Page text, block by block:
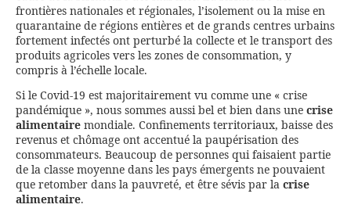
frontières nationales et régionales, l’isolement ou la mise en
quarantaine de régions entières et de grands centres urbains
fortement infectés ont perturbé la collecte et le transport des
produits agricoles vers les zones de consommation, y
compris à l’échelle locale.
Si le Covid-19 est majoritairement vu comme une « crise
pandémique », nous sommes aussi bel et bien dans une crise
alimentaire mondiale. Confinements territoriaux, baisse des
revenus et chômage ont accentué la paupérisation des
consommateurs. Beaucoup de personnes qui faisaient partie
de la classe moyenne dans les pays émergents ne pouvaient
que retomber dans la pauvreté, et être sévis par la crise
alimentaire.